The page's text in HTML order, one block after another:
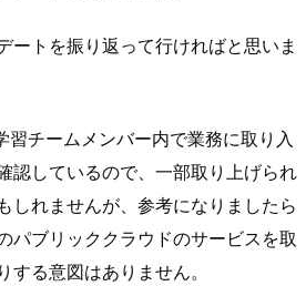
ートを振り返って行ければと思いま
習チームメンバー内で業務に取り入
認しているので、一部取り上げられ
しれませんが、参考になりましたら
パブリッククラウドのサービスを取
する意図はありません。